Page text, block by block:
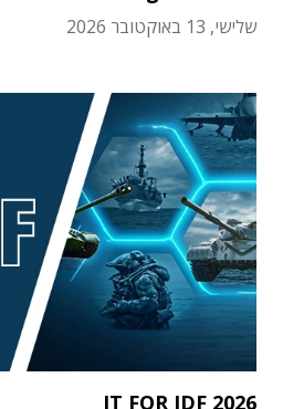
שלישי, 13 באוקטובר 2026
IT FOR IDF 2026